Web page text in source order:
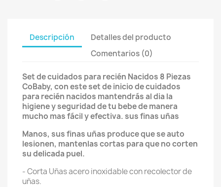
Descripción
Detalles del producto
Comentarios (0)
Set de cuidados para recién Nacidos 8 Piezas
CoBaby, con este set de inicio de cuidados
para recién nacidos mantendrás al dia la
higiene y seguridad de tu bebe de manera
mucho mas fácil y efectiva. sus finas uñas
Manos, sus finas uñas produce que se auto
lesionen, mantenlas cortas para que no corten
su delicada puel.
- Corta Uñas acero inoxidable con recolector de
uñas.